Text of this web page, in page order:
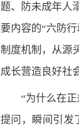
题、防未成年人
要内容的“六防
制度机制，从源
成长营造良好社
“为什么在
提问，瞬间引发